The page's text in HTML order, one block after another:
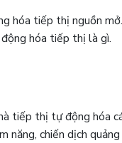
hóa tiếp thị nguồn
hóa tiếp thị là gì.
tiếp thị tự động hóa
chiến dịch